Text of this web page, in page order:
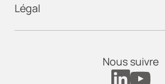
Légal
Nous suivre